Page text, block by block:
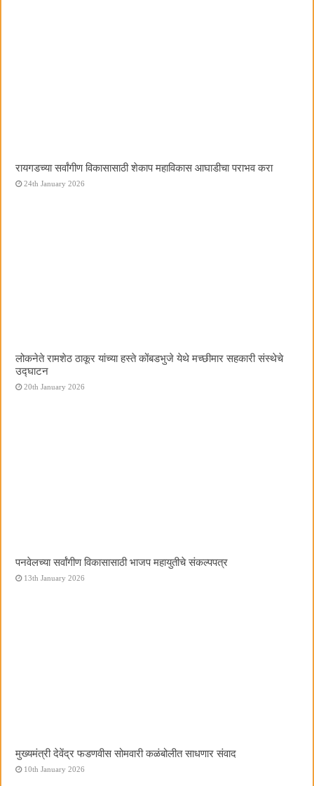
रायगडच्या सर्वांगीण विकासासाठी शेकाप महाविकास आघाडीचा पराभव करा
24th January 2026
लोकनेते रामशेठ ठाकूर यांच्या हस्ते कोंबडभुजे येथे मच्छीमार सहकारी संस्थेचे
उद्घाटन
20th January 2026
पनवेलच्या सर्वांगीण विकासासाठी भाजप महायुतीचे संकल्पपत्र
13th January 2026
मुख्यमंत्री देवेंद्र फडणवीस सोमवारी कळंबोलीत साधणार संवाद
10th January 2026